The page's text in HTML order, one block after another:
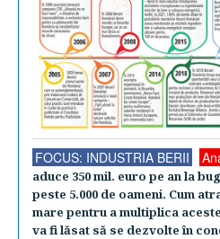
FOCUS: INDUSTRIA BERII
aduce 350 mil. euro pe an la
peste 5.000 de oameni. Cum
mare pentru a multiplica
va fi lăsat să se dezvolte în